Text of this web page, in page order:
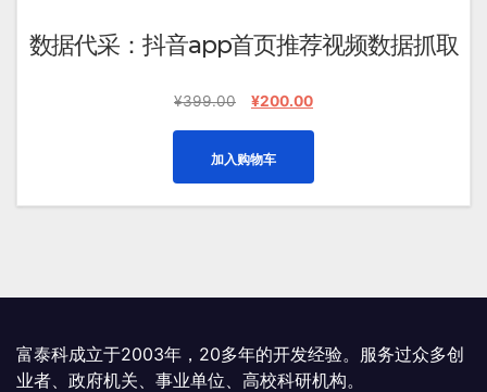
数据代采：抖音app首页推荐视频数据抓取
¥399.00
原
¥399.00。
¥200.00当
为：
¥200.00。
加入购物车
富泰科成立于2003年，20多年的开发经验。服务过众多创
业者、政府机关、事业单位、高校科研机构。